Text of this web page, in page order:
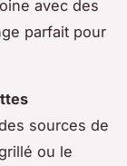
avec des
parfait pour
sources de
ou le